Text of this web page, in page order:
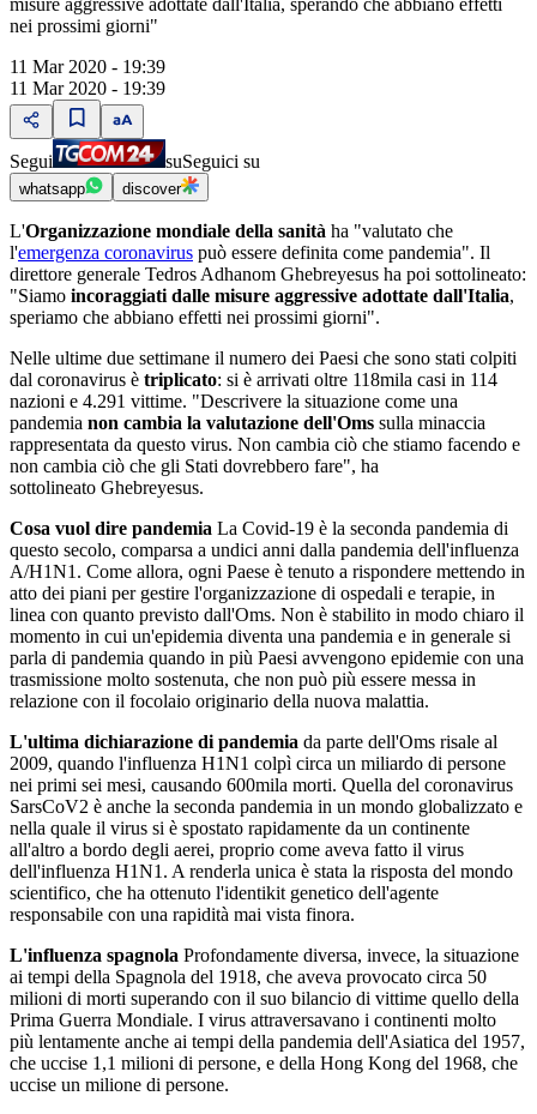
misure aggressive adottate dall'Italia, sperando che abbiano effetti
nei prossimi giorni"
11 Mar 2020 - 19:39
11 Mar 2020 - 19:39
Segui suSeguici su
whatsapp discover
L'Organizzazione mondiale della sanità ha "valutato che
l'emergenza coronavirus può essere definita come pandemia". Il
direttore generale Tedros Adhanom Ghebreyesus ha poi sottolineato:
"Siamo incoraggiati dalle misure aggressive adottate dall'Italia,
speriamo che abbiano effetti nei prossimi giorni".
Nelle ultime due settimane il numero dei Paesi che sono stati colpiti
dal coronavirus è triplicato: si è arrivati oltre 118mila casi in 114
nazioni e 4.291 vittime. "Descrivere la situazione come una
pandemia non cambia la valutazione dell'Oms sulla minaccia
rappresentata da questo virus. Non cambia ciò che stiamo facendo e
non cambia ciò che gli Stati dovrebbero fare", ha
sottolineato Ghebreyesus.
Cosa vuol dire pandemia La Covid-19 è la seconda pandemia di
questo secolo, comparsa a undici anni dalla pandemia dell'influenza
A/H1N1. Come allora, ogni Paese è tenuto a rispondere mettendo in
atto dei piani per gestire l'organizzazione di ospedali e terapie, in
linea con quanto previsto dall'Oms. Non è stabilito in modo chiaro il
momento in cui un'epidemia diventa una pandemia e in generale si
parla di pandemia quando in più Paesi avvengono epidemie con una
trasmissione molto sostenuta, che non può più essere messa in
relazione con il focolaio originario della nuova malattia.
L'ultima dichiarazione di pandemia da parte dell'Oms risale al
2009, quando l'influenza H1N1 colpì circa un miliardo di persone
nei primi sei mesi, causando 600mila morti. Quella del coronavirus
SarsCoV2 è anche la seconda pandemia in un mondo globalizzato e
nella quale il virus si è spostato rapidamente da un continente
all'altro a bordo degli aerei, proprio come aveva fatto il virus
dell'influenza H1N1. A renderla unica è stata la risposta del mondo
scientifico, che ha ottenuto l'identikit genetico dell'agente
responsabile con una rapidità mai vista finora.
L'influenza spagnola Profondamente diversa, invece, la situazione
ai tempi della Spagnola del 1918, che aveva provocato circa 50
milioni di morti superando con il suo bilancio di vittime quello della
Prima Guerra Mondiale. I virus attraversavano i continenti molto
più lentamente anche ai tempi della pandemia dell'Asiatica del 1957,
che uccise 1,1 milioni di persone, e della Hong Kong del 1968, che
uccise un milione di persone.